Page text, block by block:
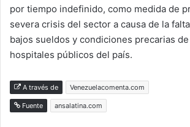
por tiempo indefinido, como medida de
severa crisis del sector a causa de la
bajos sueldos y condiciones precarias
hospitales públicos del país.
A través de Venezuelacomenta.com
Fuente ansalatina.com